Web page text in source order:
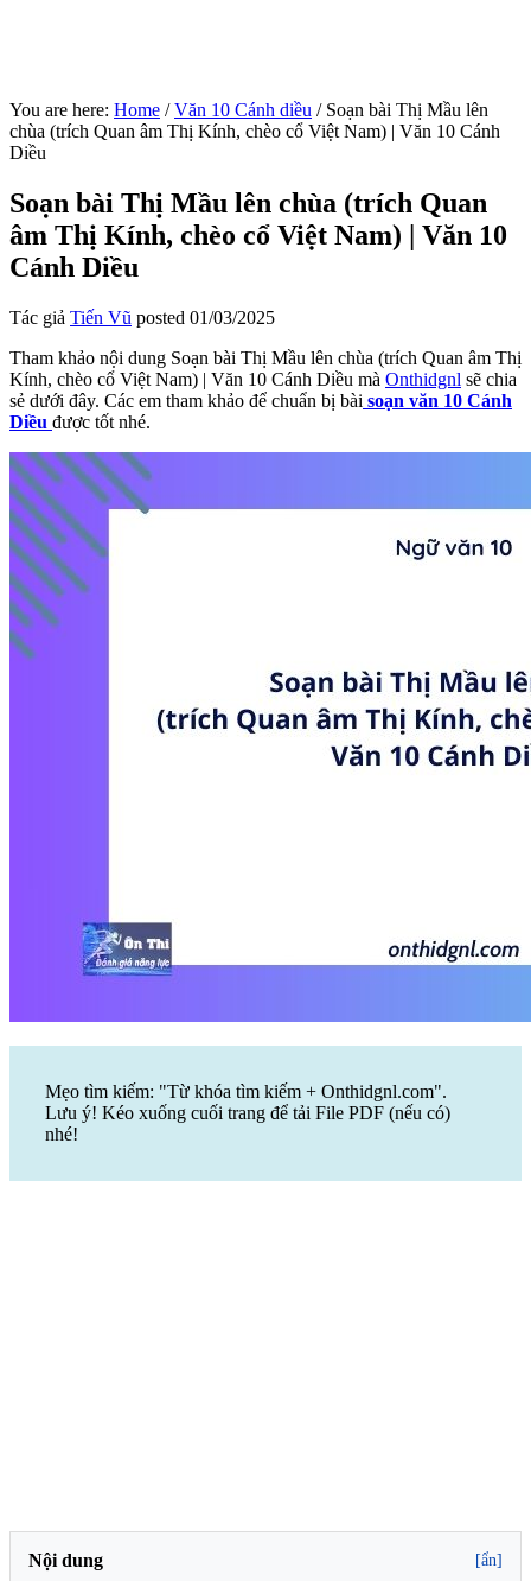
You are here: Home / Văn 10 Cánh diều /Soạn bài Thị Mầu lên
chùa (trích Quan âm Thị Kính, chèo cổ Việt Nam) | Văn 10 Cánh
Diều
Soạn bài Thị Mầu lên chùa (trích Quan
âm Thị Kính, chèo cổ Việt Nam) | Văn 10
Cánh Diều
Tác giả Tiến Vũ posted 01/03/2025
Tham khảo nội dung Soạn bài Thị Mầu lên chùa (trích Quan âm Thị
Kính, chèo cổ Việt Nam) | Văn 10 Cánh Diều mà Onthidgnl sẽ chia
sẻ dưới đây. Các em tham khảo để chuẩn bị bài soạn văn 10 Cánh
Diều được tốt nhé.
Mẹo tìm kiếm: "Từ khóa tìm kiếm + Onthidgnl.com".
Lưu ý! Kéo xuống cuối trang để tải File PDF (nếu có)
nhé!
Nội dung [ẩn]